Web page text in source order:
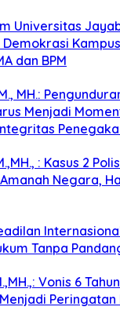
Universitas
Kampus
dan BPM
MH.:
Menjadi
: Kasus 2
Negara,
Tanpa
Vonis 6